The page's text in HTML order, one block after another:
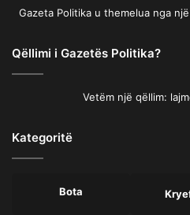
Gazeta Politika u themelua nga
Qëllimi i Gazetës Politika?
Vetëm një qëllim:
Kategoritë
Bota